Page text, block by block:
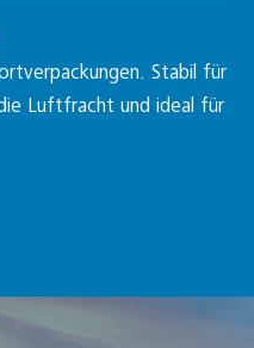
Stabil für
Luftfracht und ideal für